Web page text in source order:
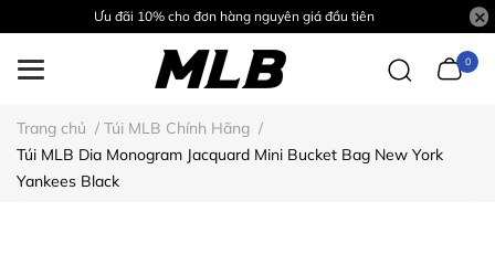
Ưu đãi 10% cho đơn hàng nguyên giá đầu tiên
0
Trang chủ / Túi MLB Chính Hãng /
Túi MLB Dia Monogram Jacquard Mini Bucket Bag New York
Yankees Black